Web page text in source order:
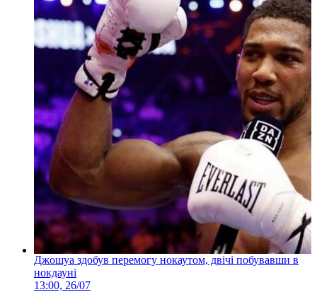
Джошуа здобув перемогу нокаутом, двічі побувавши в
нокдауні
13:00, 26/07